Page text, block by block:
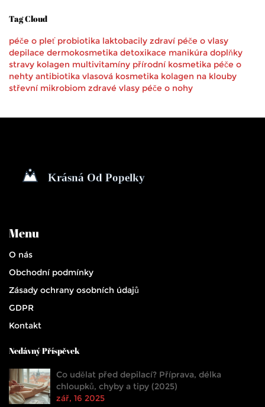
Tag Cloud
péče o pleť probiotika laktobacily zdraví péče o vlasy
depilace dermokosmetika detoxikace manikúra doplňky
stravy kolagen multivitamíny přírodní kosmetika péče o
nehty antibiotika vlasová kosmetika kolagen na klouby
střevní mikrobiom zdravé vlasy péče o nohy
Menu
O nás
Obchodní podmínky
Zásady ochrany osobních údajů
GDPR
Kontakt
Nedávný Příspěvek
Co udělat před depilací? Příprava, délka
chloupků, chyby a tipy (2025)
zář, 16 2025